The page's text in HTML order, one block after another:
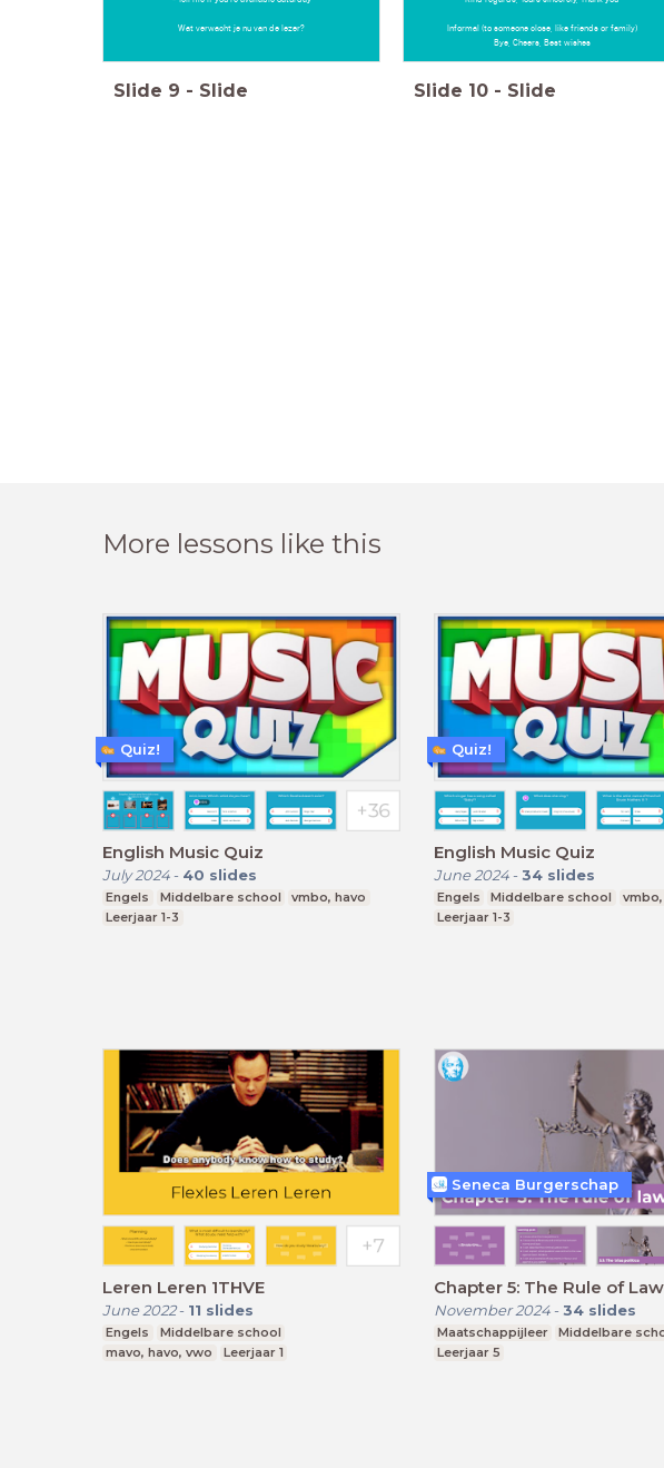
Wat verwacht je nu van de lezer?
Slide 9 - Slide
Informal (to someone close, like friends or family)
Bye, Cheers, Best wishes
Slide 10 - Slide
More lessons like this
English Music Quiz
July 2024- 40 slides
Engels Middelbare school
vmbo, havo
Leerjaar 1-3
Quiz!
English Music Quiz
June 2024- 34 slides
Engels Middelbare school
Leerjaar 1-3
Quiz!
Leren Leren 1THVE
June 2022- 11 slides
Engels
Middelbare school
mavo, havo, vwo
Leerjaar 1
Chapter 5: The Rule of Law
November 2024- 34 slides
Maatschappijleer Middelbare
Leerjaar 5
Seneca Burgerschap